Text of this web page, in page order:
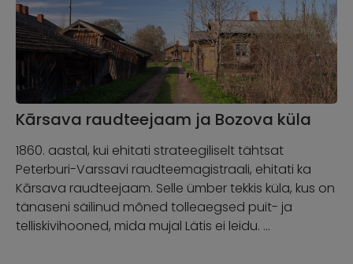
Kārsava raudteejaam ja Bozova küla
1860. aastal, kui ehitati strateegiliselt tähtsat
Peterburi-Varssavi raudteemagistraali, ehitati ka
Kārsava raudteejaam. Selle ümber tekkis küla, kus on
tänaseni säilinud mõned tolleaegsed puit- ja
telliskivihooned, mida mujal Lätis ei leidu. …